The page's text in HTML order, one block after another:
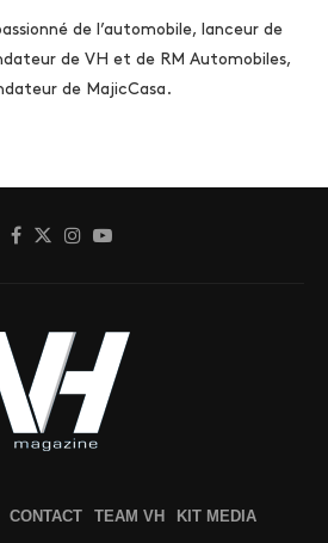
de l’automobile, lanceur de
de VH et de RM Automobiles,
de MajicCasa.
CONTACT TEAM VH KIT MEDIA